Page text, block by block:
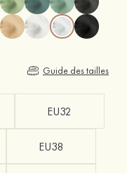
Guide des tailles
EU32
EU38